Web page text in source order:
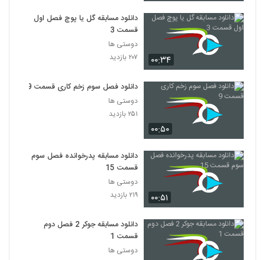
۰۰:۳۴
دانلود مسابقه گل یا پوچ فصل اول
قسمت 3
دوستی ها
۲۰۷ بازدید
۰۰:۵۰
دانلود فصل سوم زخم کاری قسمت 9
دوستی ها
۲۵۱ بازدید
۰۰:۵۱
دانلود مسابقه پدرخوانده فصل سوم
قسمت 15
دوستی ها
۲۱۹ بازدید
دانلود مسابقه جوکر 2 فصل دوم
قسمت 1
دوستی ها